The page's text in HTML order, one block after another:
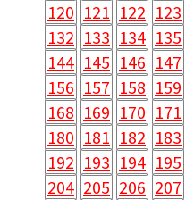
120 121 122 123
132 133 134 135
144 145 146 147
156 157 158 159
168 169 170 171
180 181 182 183
192 193 194 195
204 205 206 207